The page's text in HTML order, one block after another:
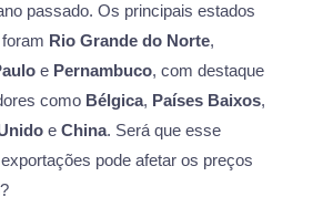
passado. Os principais estados
Rio Grande do Norte,
e Pernambuco, com destaque
como Bélgica, Países Baixos,
e China. Será que esse
pode afetar os preços